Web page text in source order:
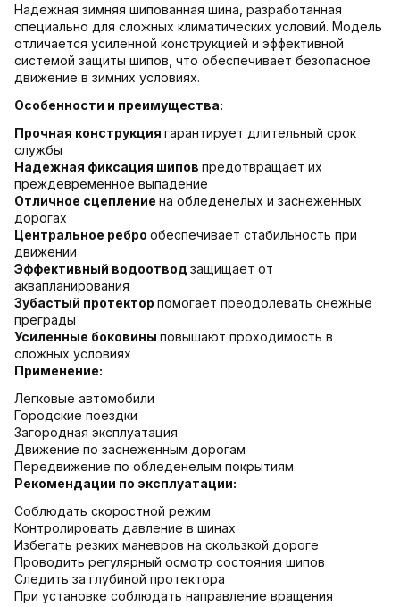
Надежная зимняя шипованная шина, разработанная
специально для сложных климатических условий. Модель
отличается усиленной конструкцией и эффективной
системой защиты шипов, что обеспечивает безопасное
движение в зимних условиях.
Особенности и преимущества:
Прочная конструкция гарантирует длительный срок
службы
Надежная фиксация шипов предотвращает их
преждевременное выпадение
Отличное сцепление на обледенелых и заснеженных
дорогах
Центральное ребро обеспечивает стабильность при
движении
Эффективный водоотвод защищает от
аквапланирования
Зубастый протектор помогает преодолевать снежные
преграды
Усиленные боковины повышают проходимость в
сложных условиях
Применение:
Легковые автомобили
Городские поездки
Загородная эксплуатация
Движение по заснеженным дорогам
Передвижение по обледенелым покрытиям
Рекомендации по эксплуатации:
Соблюдать скоростной режим
Контролировать давление в шинах
Избегать резких маневров на скользкой дороге
Проводить регулярный осмотр состояния шипов
Следить за глубиной протектора
При установке соблюдать направление вращения